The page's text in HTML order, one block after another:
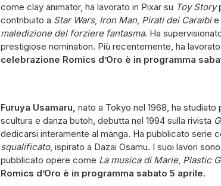
come clay animator, ha lavorato in Pixar su Toy Story
contribuito a Star Wars, Iron Man, Pirati dei Caraibie
maledizione del forziere fantasma. Ha
prestigiose nomination. Più recentemente, ha
celebrazione Romics d’Oro è in programma
Furuya Usamaru, nato a Tokyo nel 1968, ha
scultura e danza butoh, debutta nel 1994 sulla rivista
dedicarsi interamente al manga. Ha pubblicato serie
squalificato, ispirato a Dazai Osamu. I suoi lavori
pubblicato opere come La musica di Marie, Plastic
Romics d’Oro è in programma sabato 5 aprile.